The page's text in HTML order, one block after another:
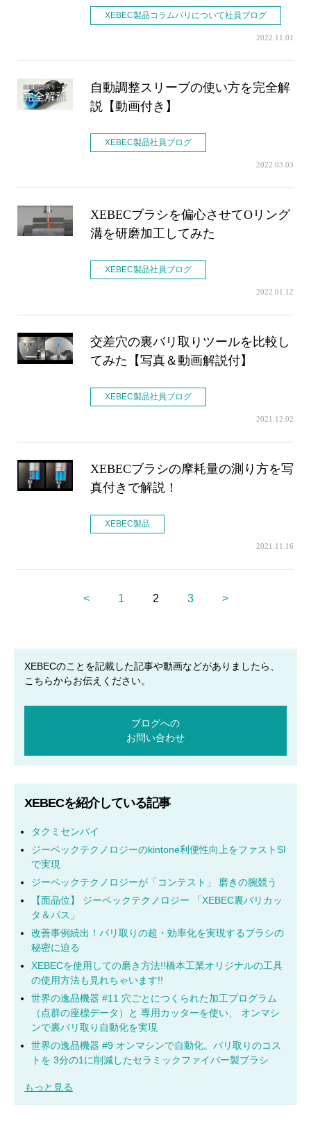
XEBEC製品コラムバリについて社員ブログ
2022.11.01
自動調整スリーブの使い方を完全解
説【動画付き】
XEBEC製品社員ブログ
2022.03.03
XEBECブラシを偏心させてOリング
溝を研磨加工してみた
XEBEC製品社員ブログ
2022.01.12
交差穴の裏バリ取りツールを比較し
てみた【写真＆動画解説付】
XEBEC製品社員ブログ
2021.12.02
XEBECブラシの摩耗量の測り方を写
真付きで解説！
XEBEC製品
2021.11.16
< 1 2 3 >
XEBECのことを記載した記事や動画などがありましたら、
こちらからお伝えください。
ブログへの
お問い合わせ
XEBECを紹介している記事
タクミセンパイ
ジーベックテクノロジーのkintone利便性向上をファストSI
で実現
ジーベックテクノロジーが「コンテスト」 磨きの腕競う
【面品位】 ジーベックテクノロジー 「XEBEC裏バリカッ
タ＆パス」
改善事例続出！バリ取りの超・効率化を実現するブラシの
秘密に迫る
XEBECを使用しての磨き方法!!橋本工業オリジナルの工具
の使用方法も見れちゃいます!!
世界の逸品機器 #11 穴ごとにつくられた加工プログラム
（点群の座標データ）と 専用カッターを使い、 オンマシ
ンで裏バリ取り自動化を実現
世界の逸品機器 #9 オンマシンで自動化。バリ取りのコス
トを 3分の1に削減したセラミックファイバー製ブラシ
もっと見る